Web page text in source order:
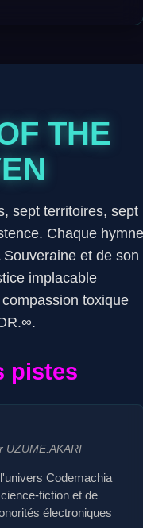
THE
sept territoires, sept
Chaque hymne
et de son
implacable
toxique
pistes
UZUME.AKARI
Codemachia
fiction et de
électroniques